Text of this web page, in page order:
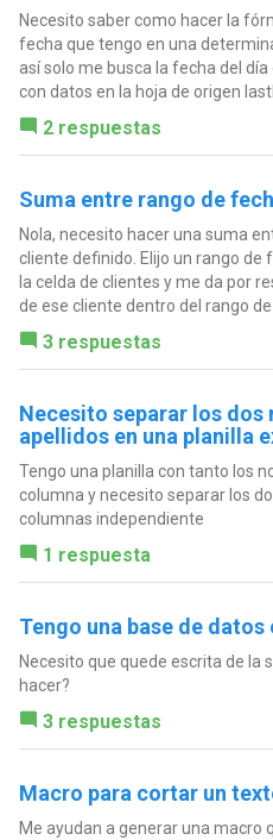
Necesito saber como hacer la
fecha que tengo en una
así solo me busca la fecha del
con datos en la hoja de origen
2 respuestas
Suma entre rango de
Nola, necesito hacer una suma
cliente definido. Elijo un rango de
la celda de clientes y me da por
de ese cliente dentro del rango
3 respuestas
Necesito separar los dos
apellidos en una planilla
Tengo una planilla con tanto los
columna y necesito separar los
columnas independiente
1 respuesta
Tengo una base de
Necesito que quede escrita de la
hacer?
3 respuestas
Macro para cortar un
Me ayudan a generar una macro